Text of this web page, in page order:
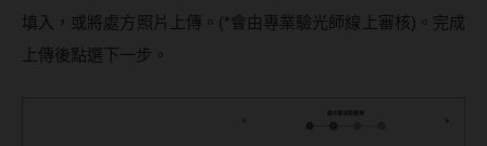
填入，或將處方照片上傳。(*會由專業驗光師線上審核)。完成
上傳後點選下一步。